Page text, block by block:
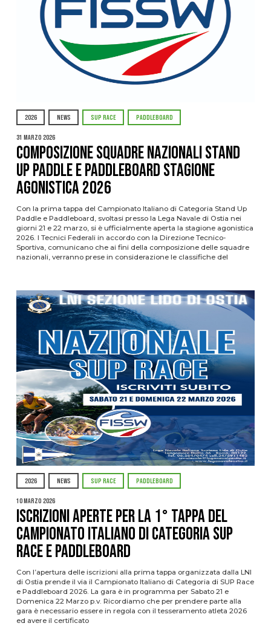
2026 NEWS SUP RACE PADDLEBOARD
31 Marzo 2026
Composizione squadre nazionali Stand
Up Paddle e Paddleboard stagione
agonistica 2026
Con la prima tappa del Campionato Italiano di Categoria Stand Up
Paddle e Paddleboard, svoltasi presso la Lega Navale di Ostia nei
giorni 21 e 22 marzo, si è ufficialmente aperta la stagione agonistica
2026. I Tecnici Federali in accordo con la Direzione Tecnico-
Sportiva, comunicano che ai fini della composizione delle squadre
nazionali, verranno prese in considerazione le classifiche del
2026 NEWS SUP RACE PADDLEBOARD
10 Marzo 2026
Iscrizioni aperte per la 1° tappa del
Campionato Italiano di Categoria SUP
Race e Paddleboard
Con l’apertura delle iscrizioni alla prima tappa organizzata dalla LNI
di Ostia prende il via il Campionato Italiano di Categoria di SUP Race
e Paddleboard 2026. La gara è in programma per Sabato 21 e
Domenica 22 Marzo p.v. Ricordiamo che per prendere parte alla
gara è necessario essere in regola con il tesseramento atleta 2026
ed avere il certificato